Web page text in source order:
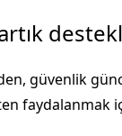
güvenlik
faydalanmak